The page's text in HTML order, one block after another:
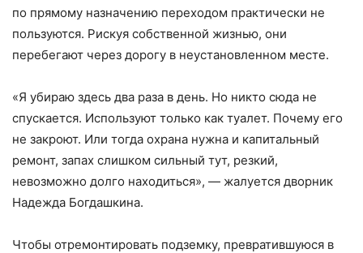
по прямому назначению переходом практически не
пользуются. Рискуя собственной жизнью, они
перебегают через дорогу в неустановленном месте.
«Я убираю здесь два раза в день. Но никто сюда не
спускается. Используют только как туалет. Почему его
не закроют. Или тогда охрана нужна и капитальный
ремонт, запах слишком сильный тут, резкий,
невозможно долго находиться», — жалуется дворник
Надежда Богдашкина.
Чтобы отремонтировать подземку, превратившуюся в